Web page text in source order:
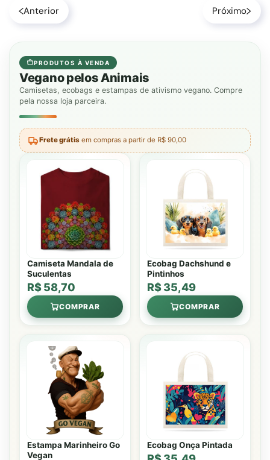
Anterior Próximo
PRODUTOS À VENDA
Vegano pelos Animais
Camisetas, ecobags e estampas de ativismo vegano. Compre
pela nossa loja parceira.
Frete grátis em compras a partir de R$ 90,00
Camiseta Mandala de
Suculentas
R$ 58,70
COMPRAR
Ecobag Dachshund e
Pintinhos
R$ 35,49
COMPRAR
Estampa Marinheiro Go
Vegan
Ecobag Onça Pintada